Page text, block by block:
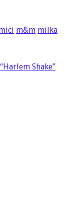
m&m milka
Shake”